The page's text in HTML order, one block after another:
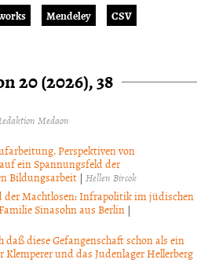
Mendeley CSV
20 (2026), 38
Medaon
Perspektiven von
ein Spannungsfeld der
Bildungsarbeit | Hellen Bircok
der Machtlosen: Infrapolitik im jüdischen
Sinasohn aus Berlin |
diese Gefangenschaft schon als ein
Klemperer und das Judenlager Hellerberg